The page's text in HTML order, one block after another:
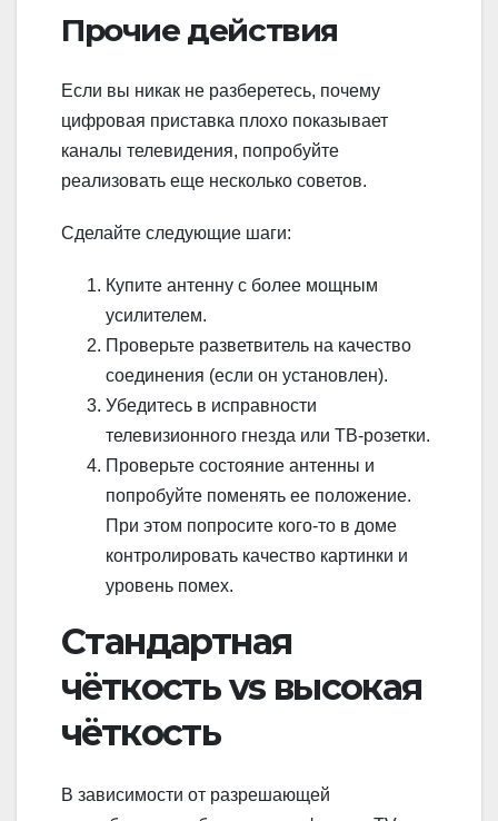
Прочие действия
Если вы никак не разберетесь, почему
цифровая приставка плохо показывает
каналы телевидения, попробуйте
реализовать еще несколько советов.
Сделайте следующие шаги:
Купите антенну с более мощным
усилителем.
Проверьте разветвитель на качество
соединения (если он установлен).
Убедитесь в исправности
телевизионного гнезда или ТВ-розетки.
Проверьте состояние антенны и
попробуйте поменять ее положение.
При этом попросите кого-то в доме
контролировать качество картинки и
уровень помех.
Стандартная
чёткость vs высокая
чёткость
В зависимости от разрешающей